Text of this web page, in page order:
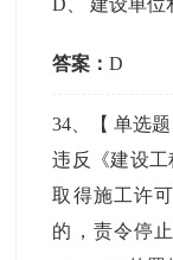
D 建设单位
答案：D
34 、【单选题
违反《建设
取得施工许
的，责令停